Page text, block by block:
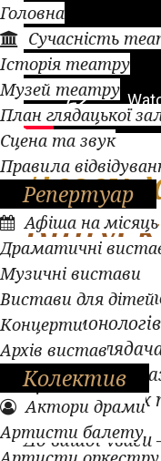
Головна
Сучасність
Історія театру
Музей театру
План глядацької
Сцена та звук
Правила
Репертуар
Афіша на місяць
Драматичні
Музичні вистави
Вистави для дітей
Концерти
Архів вистав
Колектив
Актори драми
Артисти балету
Полтавський
серію
вистав.
легендарні
До вашої